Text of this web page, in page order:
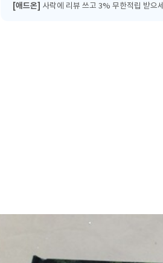
[애드온] 사락에 리뷰 쓰고 3% 무한적립 받으